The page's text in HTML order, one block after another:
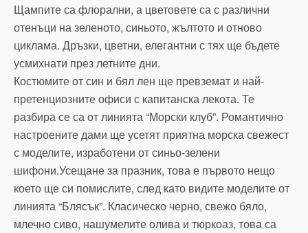
Щампите са флорални, а цветовете са с различни
отенъци на зеленото, синьото, жълтото и отново
циклама. Дръзки, цветни, елегантни с тях ще бъдете
усмихнати през летните дни.
Костюмите от син и бял лен ще превземат и най-
претенциозните офиси с капитанска лекота. Те
разбира се са от линията “Морски клуб”. Романтично
настроените дами ще усетят приятна морска свежест
с моделите, изработени от синьо-зелени
шифони.Усещане за празник, това е първото нещо
което ще си помислите, след като видите моделите от
линията “Блясък”. Класическо черно, свежо бяло,
млечно сиво, нашумелите олива и тюркоаз, това са